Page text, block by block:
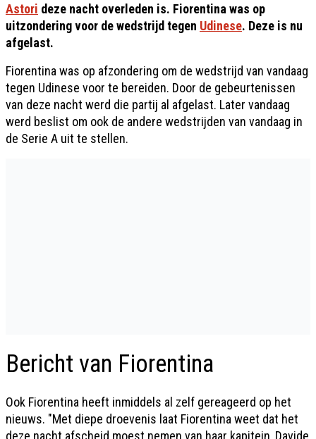
Astori deze nacht overleden is. Fiorentina was op
uitzondering voor de wedstrijd tegen Udinese. Deze is nu
afgelast.
Fiorentina was op afzondering om de wedstrijd van vandaag
tegen Udinese voor te bereiden. Door de gebeurtenissen
van deze nacht werd die partij al afgelast. Later vandaag
werd beslist om ook de andere wedstrijden van vandaag in
de Serie A uit te stellen.
Bericht van Fiorentina
Ook Fiorentina heeft inmiddels al zelf gereageerd op het
nieuws. "Met diepe droevenis laat Fiorentina weet dat het
deze nacht afscheid moest nemen van haar kapitein, Davide